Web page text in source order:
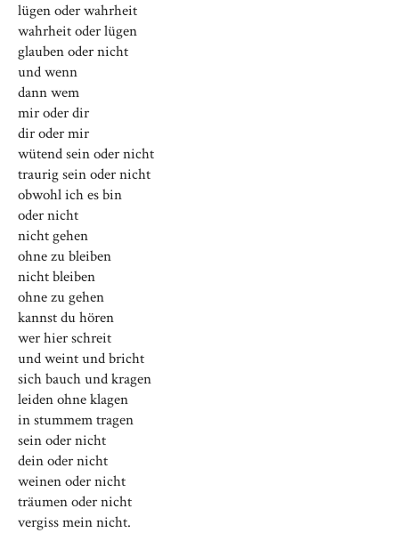
lügen oder wahrheit
wahrheit oder lügen
glauben oder nicht
und wenn
dann wem
mir oder dir
dir oder mir
wütend sein oder nicht
traurig sein oder nicht
obwohl ich es bin
oder nicht
nicht gehen
ohne zu bleiben
nicht bleiben
ohne zu gehen
kannst du hören
wer hier schreit
und weint und bricht
sich bauch und kragen
leiden ohne klagen
in stummem tragen
sein oder nicht
dein oder nicht
weinen oder nicht
träumen oder nicht
vergiss mein nicht.